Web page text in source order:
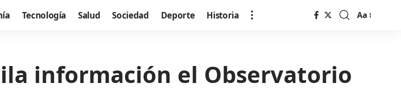
Tecnología Salud Sociedad Deporte Historia
Font
Aa
información el Observatorio